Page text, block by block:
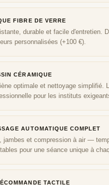
FIBRE DE VERRE
durable et facile d'entretien.
personnalisées (+100 €).
CÉRAMIQUE
optimale et nettoyage simplifié.
pour les instituts
AUTOMATIQUE COMPLET
jambes et compression à air —
pour une séance unique à
TACTILE